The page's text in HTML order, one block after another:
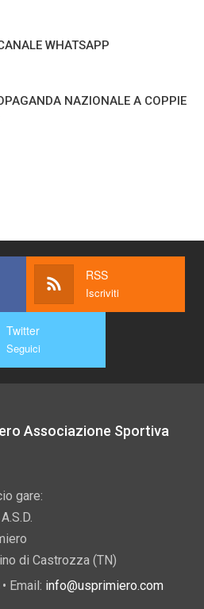
WHATSAPP
NAZIONALE A COPPIE
RSS
Iscriviti
Twitter
Seguici
Associazione Sportiva
gare:
di Castrozza (TN)
Email: info@usprimiero.com